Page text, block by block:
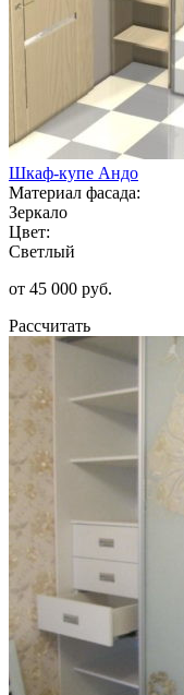
Шкаф-купе Андо
Материал фасада:
Зеркало
Цвет:
Светлый
от 45 000 руб.
Рассчитать